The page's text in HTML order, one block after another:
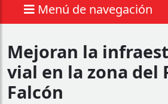
Menú de navegación
Mejoran la
vial en la zona del
Falcón